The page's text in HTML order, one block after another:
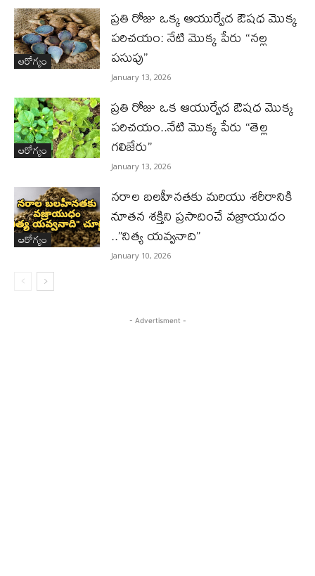
ఆరోగ్యం
ప్రతి రోజు ఒక్క ఆయుర్వేద ఔషధ మొక్క
పరిచయం: నేటి మొక్క పేరు “నల్ల
పసుపు”
January 13, 2026
ఆరోగ్యం
ప్రతి రోజు ఒక ఆయుర్వేద ఔషధ మొక్క
పరిచయం..నేటి మొక్క పేరు “తెల్ల
గలిజేరు”
January 13, 2026
ఆరోగ్యం
నరాల బలహీనతకు మరియు శరీరానికి
నూతన శక్తిని ప్రసాదించే వజ్రాయుధం
..”నిత్య యవ్వనాది”
January 10, 2026
- Advertisment -